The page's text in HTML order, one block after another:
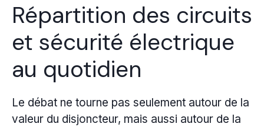
Répartition des circuits
et sécurité électrique
au quotidien
Le débat ne tourne pas seulement autour de la
valeur du disjoncteur, mais aussi autour de la